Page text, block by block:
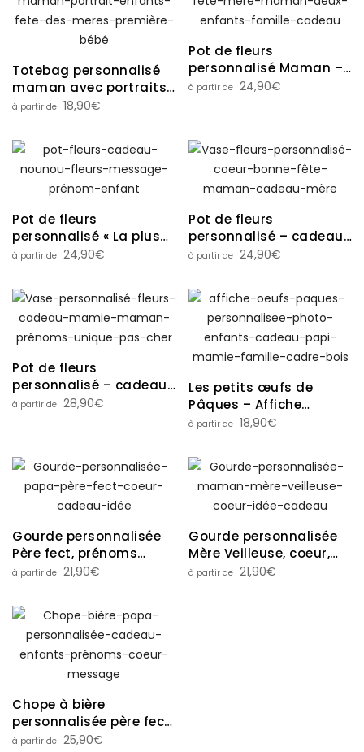
Totebag personnalisé
maman avec portraits
enfants – cadeau fête
18,90€
Pot de fleurs
personnalisé Maman –
Portrait avec enfants |
24,90€
Pot de fleurs
personnalisé « La plus
belle des fleurs c’est toi
mères, mamie,
marraine…
24,90€
Pot de fleurs
personnalisé – cadeau
maman mamie
24,90€
Pot de fleurs
personnalisé – cadeau
maman mamie avec
28,90€
Les petits œufs de
Pâques – Affiche
personnalisée photos
famille
18,90€
Gourde personnalisée
Père fect, prénoms
enfants, coeur bleu –
papa
21,90€
Gourde personnalisée
Mère Veilleuse, coeur,
prénoms enfants –
21,90€
Chope à bière
personnalisée père fect
prénoms enfants –
25,90€